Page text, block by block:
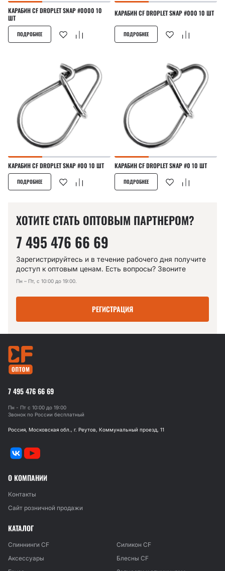
КАРАБИН CF DROPLET SNAP #0000 10
ШТ
ПОДРОБНЕЕ
КАРАБИН CF DROPLET SNAP #000 10 ШТ
ПОДРОБНЕЕ
КАРАБИН CF DROPLET SNAP #00 10 ШТ
ПОДРОБНЕЕ
КАРАБИН CF DROPLET SNAP #0 10 ШТ
ПОДРОБНЕЕ
ХОТИТЕ СТАТЬ ОПТОВЫМ ПАРТНЕРОМ?
7 495 476 66 69
Зарегистрируйтесь и в течение рабочего дня получите
доступ к оптовым ценам. Есть вопросы? Звоните
Пн – Пт, с 10:00 до 19:00.
РЕГИСТРАЦИЯ
7 495 476 66 69
Пн - Пт с 10:00 до 19:00
Звонок по России бесплатный
Россия, Московская обл., г. Реутов, Коммунальный проезд, 11
О КОМПАНИИ
Контакты
Сайт розничной продажи
КАТАЛОГ
Спиннинги CF
Силикон CF
Аксессуары
Блесны CF